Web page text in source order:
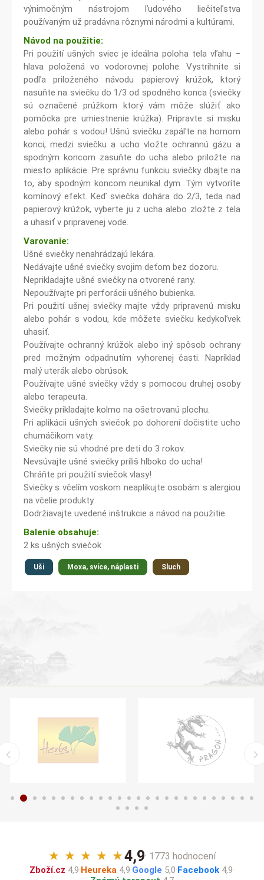
výnimočným nástrojom ľudového liečiteľstva
používaným už pradávna rôznymi národmi a kultúrami.
Návod na použitie:
Pri použití ušných sviec je ideálna poloha tela vľahu –
hlava položená vo vodorovnej polohe. Vystrihnite si
podľa priloženého návodu papierový krúžok, ktorý
nasuňte na sviečku do 1/3 od spodného konca (sviečky
sú označené prúžkom ktorý vám môže slúžiť ako
pomôcka pre umiestnenie krúžka). Pripravte si misku
alebo pohár s vodou! Ušnú sviečku zapáľte na hornom
konci, medzi sviečku a ucho vložte ochrannú gázu a
spodným koncom zasuňte do ucha alebo priložte na
miesto aplikácie. Pre správnu funkciu sviečky dbajte na
to, aby spodným koncom neunikal dym. Tým vytvoríte
komínový efekt. Keď sviečka dohára do 2/3, teda nad
papierový krúžok, vyberte ju z ucha alebo zložte z tela
a uhasiť v pripravenej vode.
Varovanie:
Ušné sviečky nenahrádzajú lekára.
Nedávajte ušné sviečky svojim deťom bez dozoru.
Neprikladajte ušné sviečky na otvorené rany.
Nepoužívajte pri perforácii ušného bubienka.
Pri použití ušnej sviečky majte vždy pripravenú misku
alebo pohár s vodou, kde môžete sviečku kedykoľvek
uhasiť.
Používajte ochranný krúžok alebo iný spôsob ochrany
pred možným odpadnutím vyhorenej časti. Napríklad
malý uterák alebo obrúsok.
Používajte ušné sviečky vždy s pomocou druhej osoby
alebo terapeuta.
Sviečky prikladajte kolmo na ošetrovanú plochu.
Pri aplikácii ušných sviečok po dohorení dočistite ucho
chumáčikom vaty.
Sviečky nie sú vhodné pre deti do 3 rokov.
Nevsúvajte ušné sviečky príliš hlboko do ucha!
Chráňte pri použití sviečok vlasy!
Sviečky s včelím voskom neaplikujte osobám s alergiou
na včelie produkty.
Dodržiavajte uvedené inštrukcie a návod na použitie.
Balenie obsahuje:
2 ks ušných sviečok
Uši Moxa, svíce, náplasti Sluch
★ ★ ★ ★ ★4,9· 1773 hodnocení
Zboží.cz 4,9·Heureka 4,9·Google 5,0·Facebook 4,9·